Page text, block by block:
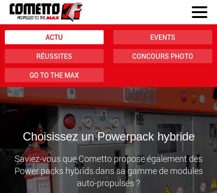
ACTU EVENTS
RÉUSSITES CONCOURS PHOTO
GO TO THE MAX
Choisissez un Powerpack hybride
Saviez-vous que Cometto propose également des
Power packs hybrids dans sa gamme de modules
auto-propulsés ?